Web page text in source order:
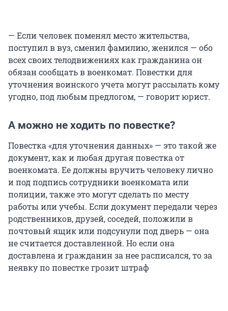
— Если человек поменял место жительства,
поступил в вуз, сменил фамилию, женился — обо
всех своих телодвижениях как гражданина он
обязан сообщать в военкомат. Повестки для
уточнения воинского учета могут рассылать кому
угодно, под любым предлогом, — говорит юрист.
А можно не ходить по повестке?
Повестка «для уточнения данных» — это такой же
документ, как и любая другая повестка от
военкомата. Ее должны вручить человеку лично
и под подпись сотрудники военкомата или
полиции, также это могут сделать по месту
работы или учебы. Если документ передали через
родственников, друзей, соседей, положили в
почтовый ящик или подсунули под дверь — она
не считается доставленной. Но если она
доставлена и гражданин за нее расписался, то за
неявку по повестке грозит штраф